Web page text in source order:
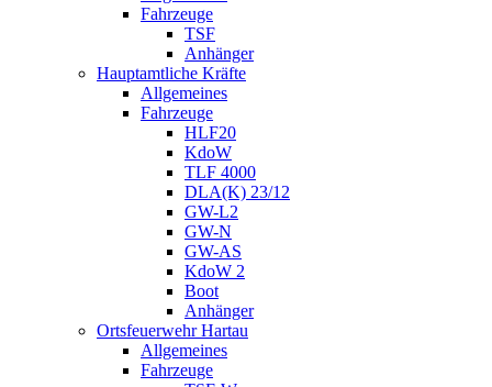
Fahrzeuge
TSF
Anhänger
Hauptamtliche Kräfte
Allgemeines
Fahrzeuge
HLF20
KdoW
TLF 4000
DLA(K) 23/12
GW-L2
GW-N
GW-AS
KdoW 2
Boot
Anhänger
Ortsfeuerwehr Hartau
Allgemeines
Fahrzeuge